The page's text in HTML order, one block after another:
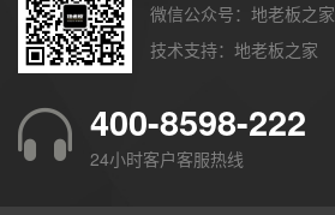
微信公众号：地老板之家
技术支持： 地老板之家
400-8598-222
24小时客户客服热线